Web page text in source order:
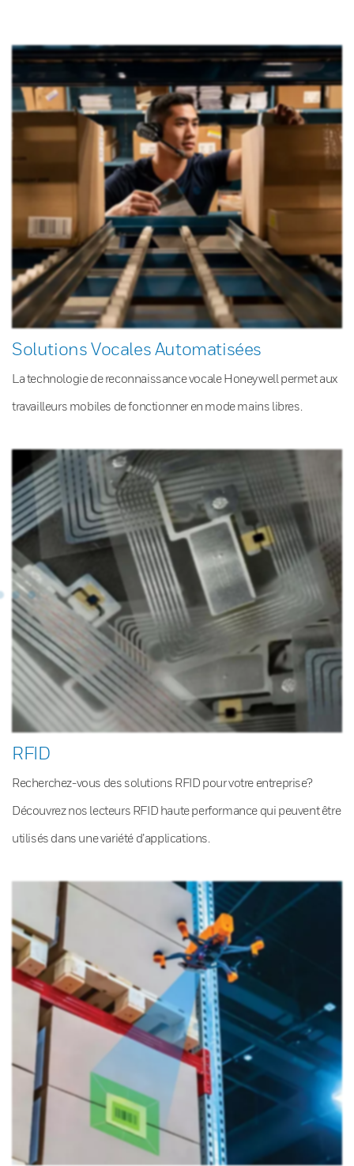
Solutions Vocales Automatisées
La technologie de reconnaissance vocale Honeywell permet aux
travailleurs mobiles de fonctionner en mode mains libres.
RFID
Recherchez-vous des solutions RFID pour votre entreprise?
Découvrez nos lecteurs RFID haute performance qui peuvent être
utilisés dans une variété d’applications.